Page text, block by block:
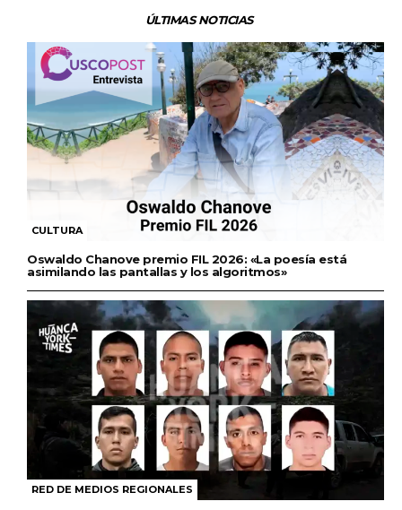
ÚLTIMAS NOTICIAS
CULTURA
Oswaldo Chanove premio FIL 2026: «La poesía está
asimilando las pantallas y los algoritmos»
RED DE MEDIOS REGIONALES